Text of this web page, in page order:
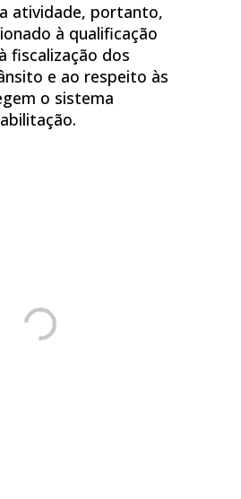
atividade, portanto,
à qualificação
fiscalização dos
e ao respeito às
o sistema